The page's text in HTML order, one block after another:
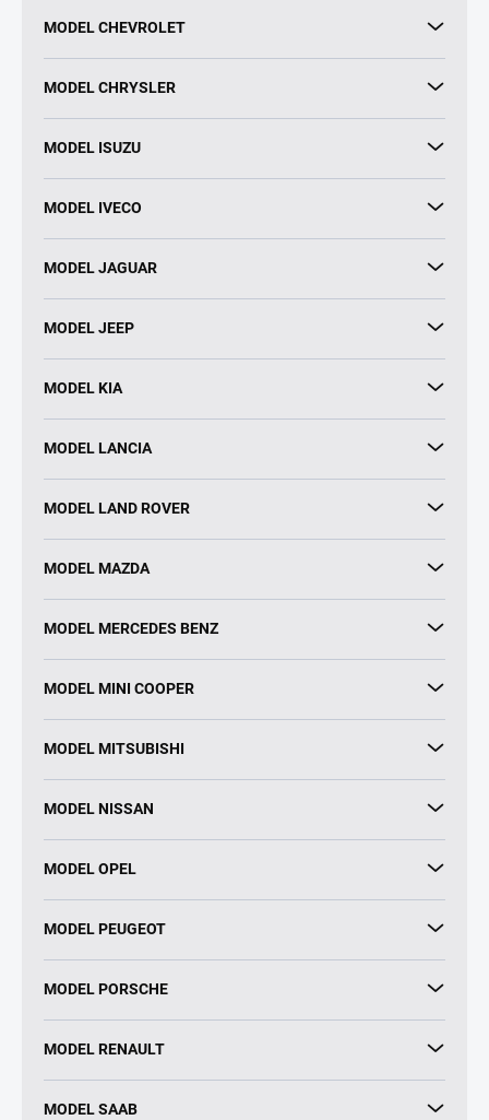
MODEL CHEVROLET
MODEL CHRYSLER
MODEL ISUZU
MODEL IVECO
MODEL JAGUAR
MODEL JEEP
MODEL KIA
MODEL LANCIA
MODEL LAND ROVER
MODEL MAZDA
MODEL MERCEDES BENZ
MODEL MINI COOPER
MODEL MITSUBISHI
MODEL NISSAN
MODEL OPEL
MODEL PEUGEOT
MODEL PORSCHE
MODEL RENAULT
MODEL SAAB